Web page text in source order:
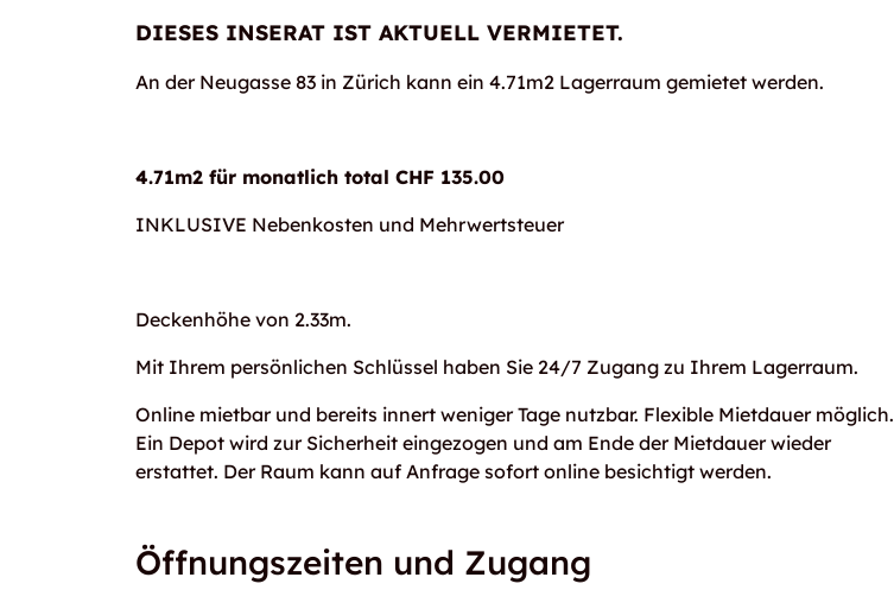
DIESES INSERAT IST AKTUELL VERMIETET.
An der Neugasse 83 in Zürich kann ein 4.71m2 Lagerraum gemietet werden.
4.71m2 für monatlich total CHF 135.00
INKLUSIVE Nebenkosten und Mehrwertsteuer
Deckenhöhe von 2.33m.
Mit Ihrem persönlichen Schlüssel haben Sie 24/7 Zugang zu Ihrem Lagerraum.
Online mietbar und bereits innert weniger Tage nutzbar. Flexible Mietdauer möglich.
Ein Depot wird zur Sicherheit eingezogen und am Ende der Mietdauer wieder
erstattet. Der Raum kann auf Anfrage sofort online besichtigt werden.
Öffnungszeiten und Zugang